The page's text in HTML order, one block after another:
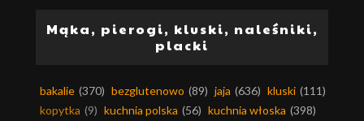
Mąka, pierogi, kluski, naleśniki,
placki
bakalie (370) bezglutenowo (89) jaja (636) kluski (111)
kopytka (9) kuchnia polska (56) kuchnia włoska (398)